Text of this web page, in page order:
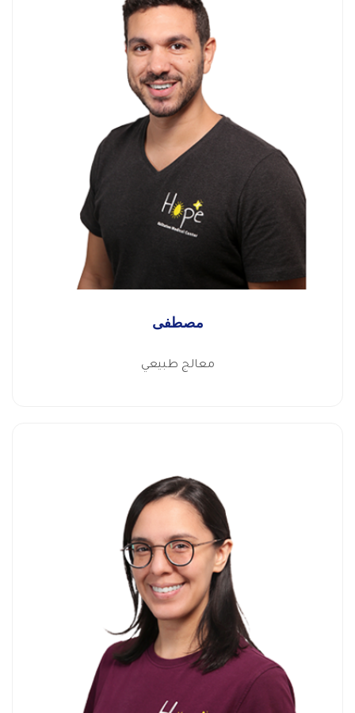
مصطفى
معالج طبيعي